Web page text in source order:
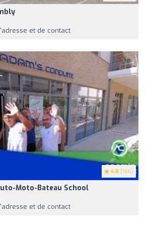
et de contact
4.8 (166)
Moto-Bateau School
et de contact